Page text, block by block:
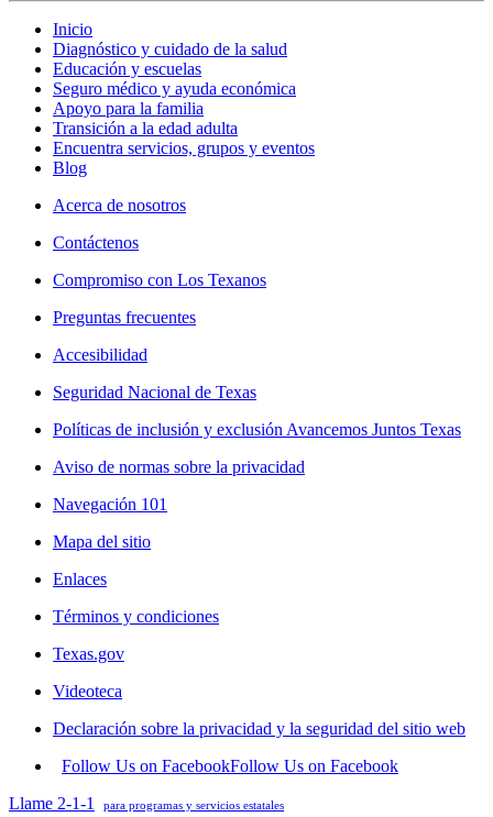
Inicio
Diagnóstico y cuidado de la salud
Educación y escuelas
Seguro médico y ayuda económica
Apoyo para la familia
Transición a la edad adulta
Encuentra servicios, grupos y eventos
Blog
Acerca de nosotros
Contáctenos
Compromiso con Los Texanos
Preguntas frecuentes
Accesibilidad
Seguridad Nacional de Texas
Políticas de inclusión y exclusión Avancemos Juntos Texas
Aviso de normas sobre la privacidad
Navegación 101
Mapa del sitio
Enlaces
Términos y condiciones
Texas.gov
Videoteca
Declaración sobre la privacidad y la seguridad del sitio web
Follow Us on FacebookFollow Us on Facebook
Llame 2-1-1
para programas y servicios estatales